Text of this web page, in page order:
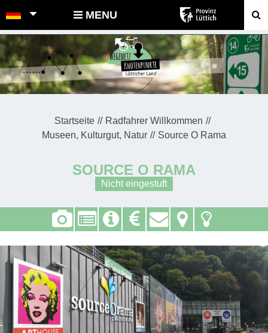
POINTS-NOEUDS MENU
Startseite
Radfahrer Willkommen
Museen, Kulturgut, Natur
Source O Rama
SOURCE O RAMA
Nicht eingestuft